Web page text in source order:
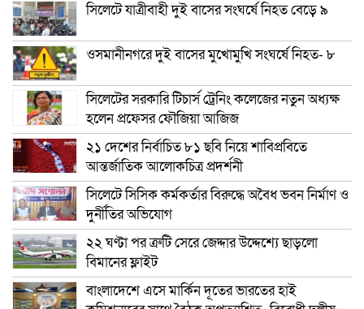
সিলেটে যাত্রীবাহী দুই বাসের সংঘর্ষে নিহত বেড়ে ৯
ওসমানীনগরে দুই বাসের মুখোমুখি সংঘর্ষে নিহত- ৮
সিলেটের সরকারি টিচার্স ট্রেনিং কলেজের নতুন অধ্যক্ষ
হলেন প্রফেসর ফৌজিয়া আজিজ
২১ দেশের নির্বাচিত ৮১ ছবি নিয়ে শাবিপ্রবিতে
আন্তর্জাতিক আলোকচিত্র প্রদর্শনী
সিলেটে সিসিক কর্মকর্তার বিরুদ্ধে অবৈধ ভবন নির্মাণ ও
দুর্নীতির অভিযোগ
২২ ঘণ্টা পর ত্রুটি সেরে জেদ্দার উদ্দেশ্যে ছাড়লো
বিমানের ফ্লাইট
বাংলাদেশে এসে মার্কিন দূতের ভারতের হাই